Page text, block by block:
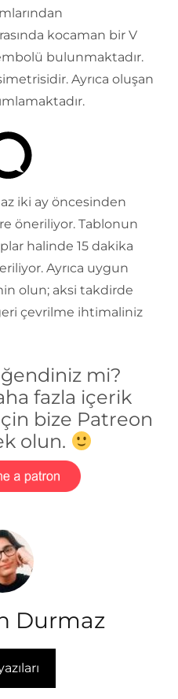
kocaman bir V
bulunmaktadır.
Ayrıca oluşan
iki ay öncesinden
öneriliyor. Tablonun
halinde 15 dakika
Ayrıca uygun
olun; aksi takdirde
çevrilme ihtimaliniz
mi?
fazla içerik
bize Patreon
olun.
Durmaz